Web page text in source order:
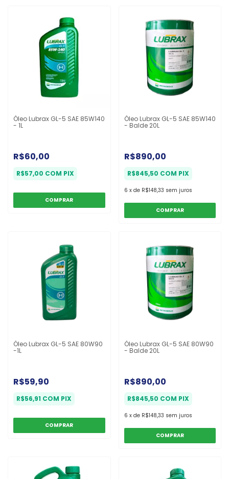
Óleo Lubrax GL-5 SAE 85W140
- 1L
R$60,00
R$57,00 COM PIX
Óleo Lubrax GL-5 SAE 85W140
- Balde 20L
R$890,00
R$845,50 COM PIX
6 x de R$148,33 sem juros
Óleo Lubrax GL-5 SAE 80W90
-1L
R$59,90
R$56,91 COM PIX
Óleo Lubrax GL-5 SAE 80W90
- Balde 20L
R$890,00
R$845,50 COM PIX
6 x de R$148,33 sem juros